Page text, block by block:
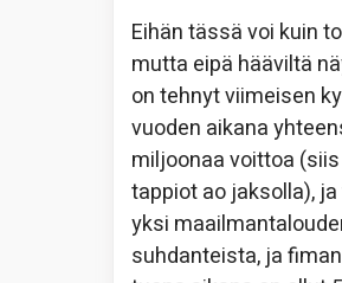
Eihän tässä voi kuin
mutta eipä hääviltä
on tehnyt viimeisen
vuoden aikana
miljoonaa voittoa
tappiot ao jaksolla),
yksi
suhdanteista, ja